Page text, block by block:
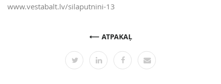
www.vestabalt.lv/silaputnini-13
ATPAKAĻ